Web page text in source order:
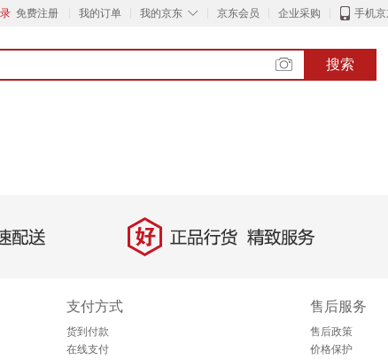
免费注册 我的订单 ◇
我的京东 京东会员 企业采购 手机
搜索
送 好 正品行货，精致服务
支付方式
货到付款
在线支付
售后服务
售后政策
价格保护